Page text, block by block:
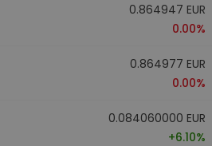
0.864947 EUR
0.00%
0.864977 EUR
0.00%
0.084060000 EUR
+6.10%